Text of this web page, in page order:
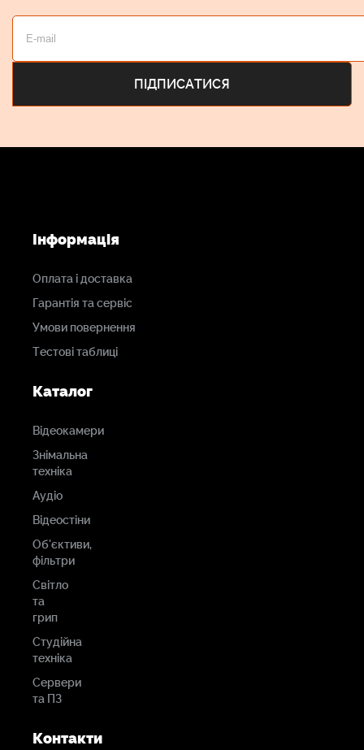
Інформація
Оплата і доставка
Гарантія та сервіс
Умови повернення
Тестові таблиці
Каталог
Відеокамери
Знімальна
техніка
Аудіо
Відеостіни
Об'єктиви,
фільтри
Світло
та
грип
Студійна
техніка
Сервери
та ПЗ
Контакти